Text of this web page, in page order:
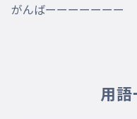
がんばーーーーーーー
用